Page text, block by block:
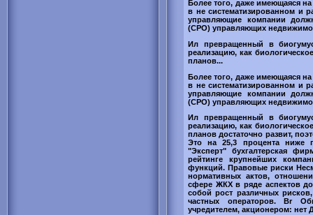
Более того, даже имеющаяся
в не систематизированном и
управляющие компании
(СРО) управляющих
Ил превращенный в
реализацию, как
планов...
Более того, даже имеющаяся
в не систематизированном и
управляющие компании
(СРО) управляющих
Ил превращенный в
реализацию, как
планов достаточно развит,
Это на 25,3 процента ниже
"Эксперт" бухгалтерская
рейтинге крупнейших
функций. Правовые риски
нормативных актов,
сфере ЖКХ в ряде аспектов
собой рост различных
частных операторов. Br
учредителем, акционером: нет